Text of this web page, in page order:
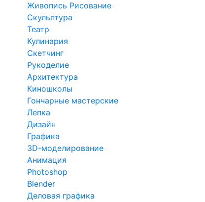
Живопись Рисование
Скульптура
Театр
Кулинария
Скетчинг
Рукоделие
Архитектура
Киношколы
Гончарные мастерские
Лепка
Дизайн
Графика
3D-моделирование
Анимация
Photoshop
Blender
Деловая графика